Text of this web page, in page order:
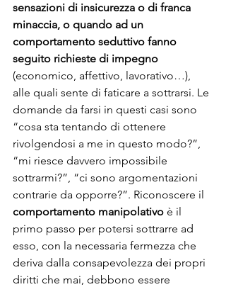
sensazioni di insicurezza o di franca
minaccia, o quando ad un
comportamento seduttivo fanno
seguito richieste di impegno
(economico, affettivo, lavorativo…),
alle quali sente di faticare a sottrarsi. Le
domande da farsi in questi casi sono
“cosa sta tentando di ottenere
rivolgendosi a me in questo modo?”,
“mi riesce davvero impossibile
sottrarmi?”, “ci sono argomentazioni
contrarie da opporre?”. Riconoscere il
comportamento manipolativo è il
primo passo per potersi sottrarre ad
esso, con la necessaria fermezza che
deriva dalla consapevolezza dei propri
diritti che mai, debbono essere